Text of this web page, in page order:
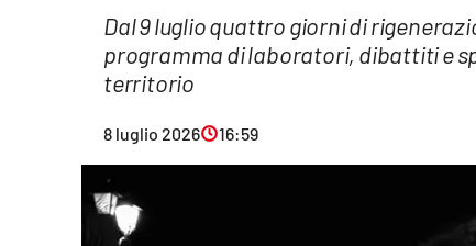
Economia e lavoro
Dal 9 luglio quattro giorni di
programma di laboratori, dibattiti e
territorio
8 luglio 2026 16:59